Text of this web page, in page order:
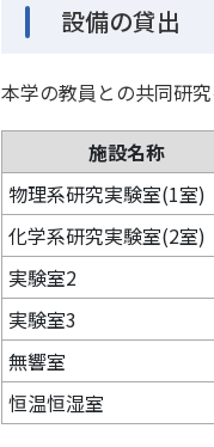
設備の貸出
本学の教員との共同研
施設名称
物理系研究実験室(1室)
化学系研究実験室(2室)
実験室2
実験室3
無響室
恒温恒湿室